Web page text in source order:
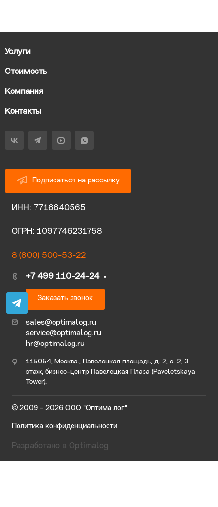
Услуги
Стоимость
Компания
Контакты
Подписаться на рассылку
ИНН: 7716640565
ОГРН: 1097746231758
8 (800) 500-53-22
+7 499 110-24-24
Заказать звонок
sales@optimalog.ru
service@optimalog.ru
hr@optimalog.ru
115054, Москва., Павелецкая площадь, д. 2, с. 2, 3
этаж, бизнес-центр Павелецкая Плаза (Paveletskaya
Tower).
© 2009 - 2026 ООО "Оптима лог"
Политика конфиденциальности
Разработано в Optimalog